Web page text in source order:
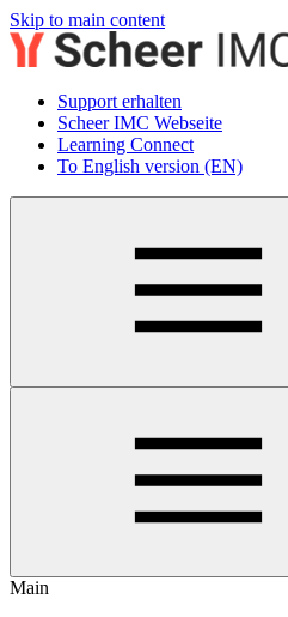
Skip to main content
Support erhalten
Scheer IMC Webseite
Learning Connect
To English version (EN)
Main